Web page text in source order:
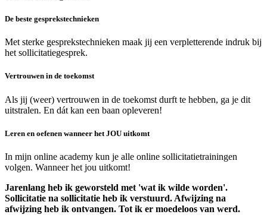
De beste gesprekstechnieken
Met sterke gesprekstechnieken maak jij een verpletterende indruk bij
het sollicitatiegesprek.
Vertrouwen in de toekomst
Als jij (weer) vertrouwen in de toekomst durft te hebben, ga je dit
uitstralen. En dát kan een baan opleveren!
Leren en oefenen wanneer het JOU uitkomt
In mijn online academy kun je alle online sollicitatietrainingen
volgen. Wanneer het jou uitkomt!
Jarenlang heb ik geworsteld met 'wat ik wilde worden'.
Sollicitatie na sollicitatie heb ik verstuurd. Afwijzing na
afwijzing heb ik ontvangen. Tot ik er moedeloos van werd.